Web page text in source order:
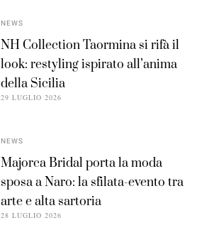
NEWS
NH Collection Taormina si rifà il
look: restyling ispirato all’anima
della Sicilia
29 LUGLIO 2026
NEWS
Majorca Bridal porta la moda
sposa a Naro: la sfilata-evento tra
arte e alta sartoria
28 LUGLIO 2026